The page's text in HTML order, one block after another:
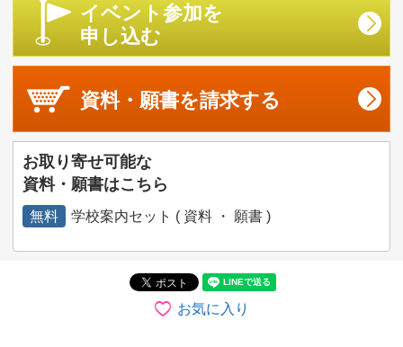
イベント参加を
申し込む
資料・願書を請求する
お取り寄せ可能な
資料・願書はこちら
無料 学校案内セット ( 資料 ・ 願書 )
お気に入り